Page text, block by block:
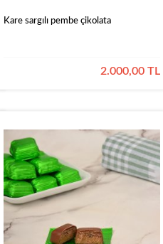
Kare sargılı pembe çikolata
2.000,00 TL